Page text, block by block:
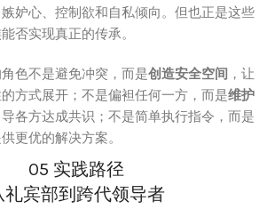
妒心、控制欲和自私倾向。但也正是这些
否实现真正的传承。
色不是避免冲突，而是创造安全空间 ，让
方式展开；不是偏袒任何一方，而是维护
导各方达成共识；不是简单执行指令，而是
供更优的解决方案。
05 实践路径
礼宾部到跨代领导者